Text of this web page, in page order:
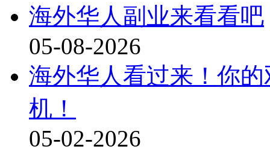
海外华人副业来看看吧
05-08-2026
海外华人看过来！你
机！
05-02-2026